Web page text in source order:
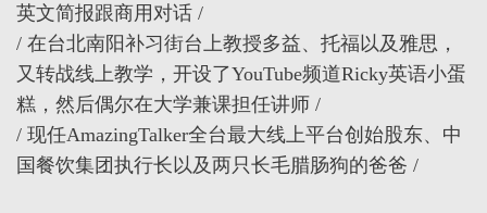
英文简报跟商用对话 /
/ 在台北南阳补习街台上教授多益、托福以及雅思，
又转战线上教学，开设了YouTube频道Ricky英语小蛋
糕，然后偶尔在大学兼课担任讲师 /
/ 现任AmazingTalker全台最大线上平台创始股东、中
国餐饮集团执行长以及两只长毛腊肠狗的爸爸 /